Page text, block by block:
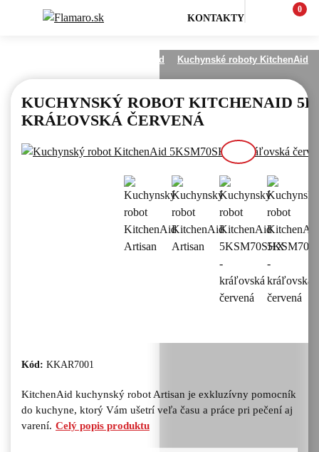
KONTAKTY
0
KitchenAid Kuchynské roboty KitchenAid
KUCHYNSKÝ ROBOT KITCHENAID
KRÁĽOVSKÁ ČERVENÁ
Kód: KKAR7001
KitchenAid kuchynský robot Artisan je exkluzívny pomocník
do kuchyne, ktorý Vám ušetrí veľa času a práce pri pečení aj
varení. Celý popis produktu